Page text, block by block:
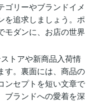
ゴリーやブランドイメ
を追求しましょう。ポ
モダンに、お店の世界
トアや新商品入荷情
す。裏面には、商品の
ンセプトを短い文章で
ブランドへの愛着を深